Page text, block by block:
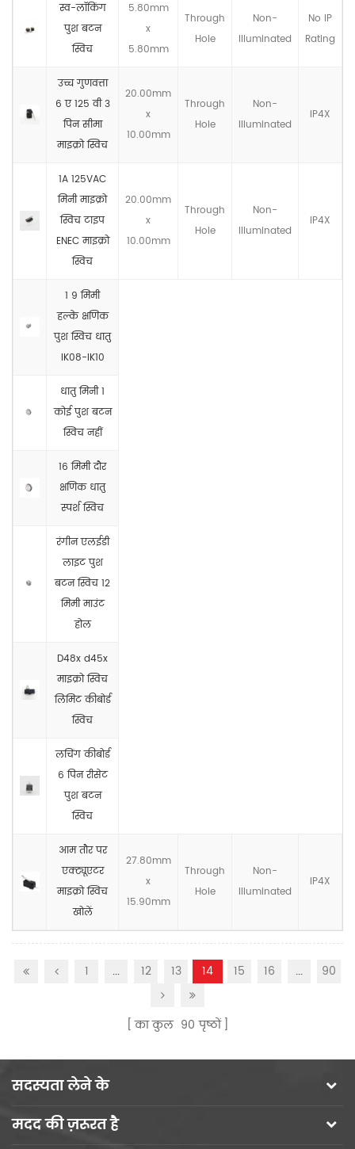
स्व-लॉकिंग
पुश बटन
स्विच
5.80mm
x
5.80mm
Through
Hole
Non-
llluminated
No IP
Rating
उच्च गुणवत्ता
6 ए 125 वी 3
पिन सीमा
माइक्रो स्विच
20.00mm
x
10.00mm
Through
Hole
Non-
llluminated
IP4X
1A 125VAC
मिनी माइक्रो
स्विच टाइप
ENEC माइक्रो
स्विच
20.00mm
x
10.00mm
Through
Hole
Non-
llluminated
IP4X
1 9 मिमी
हल्के क्षणिक
पुश स्विच धातु
IK08-IK10
धातु मिनी 1
कोई पुश बटन
स्विच नहीं
16 मिमी दौर
क्षणिक धातु
स्पर्श स्विच
रंगीन एलईडी
लाइट पुश
बटन स्विच 12
मिमी माउंट
होल
D48x d45x
माइक्रो स्विच
लिमिट कीबोर्ड
स्विच
लचिंग कीबोर्ड
6 पिन रीसेट
पुश बटन
स्विच
आम तौर पर
एक्ट्यूएटर
माइक्रो स्विच
खोलें
27.80mm
x
15.90mm
Through
Hole
Non-
llluminated
IP4X
1 ... 12 13 14 15 16 ... 90
का कुल 90 पृष्ठों
सदस्यता लेने के
मदद की ज़रूरत है